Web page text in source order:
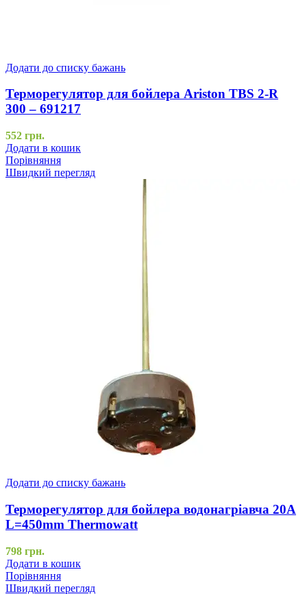
Додати до списку бажань
Терморегулятор для бойлера Ariston TBS 2-R
300 – 691217
552 грн.
Додати в кошик
Порівняння
Швидкий перегляд
Додати до списку бажань
Терморегулятор для бойлера водонагріавча 20А
L=450mm Thermowatt
798 грн.
Додати в кошик
Порівняння
Швидкий перегляд